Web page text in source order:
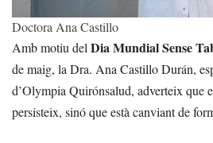
Doctora Ana Castillo
Amb motiu delDia Mundial Sense
de maig, la Dra. Ana Castillo Durán,
d’Olympia Quirónsalud, adverteix que
persisteix, sinó que està canviant de